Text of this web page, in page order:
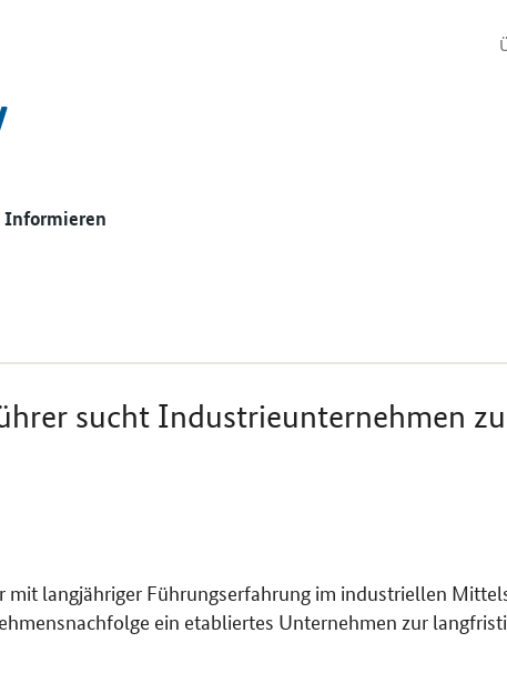
Informieren
sucht Industrieunternehmen
langjähriger Führungserfahrung im industriellen
ein etabliertes Unternehmen zur